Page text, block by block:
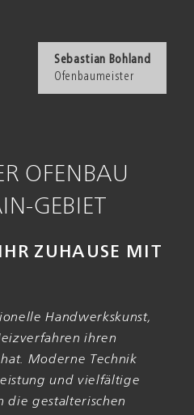
Sebastian Bohland
Ofenbau­meister
OFENBAU
GEBIET
ZU­HAUSE MIT
Handwerks­kunst,
ihren
Moderne Technik
und viel­fältige
die gestalterischen